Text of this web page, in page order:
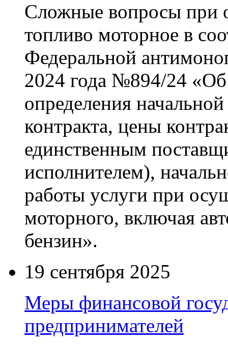
Сложные вопросы
топливо моторное в
Федеральной
2024 года №894/24
определения
контракта, цены
единственным
исполнителем),
работы услуги при
моторного, включая
бензин».
19 сентября 2025
Меры финансовой
предпринимателей